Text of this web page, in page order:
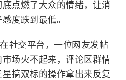
点燃了大众的情绪，让消
度跌到最低。
社交平台，一位网友发帖
场火不起来，评论区群情
搞双标的操作拿出来反复